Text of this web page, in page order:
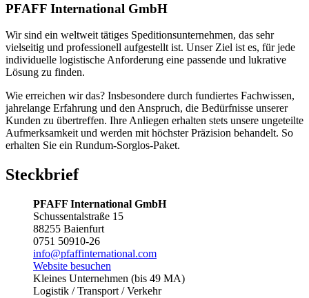
PFAFF International GmbH
Wir sind ein weltweit tätiges Speditionsunternehmen, das sehr
vielseitig und professionell aufgestellt ist. Unser Ziel ist es, für jede
individuelle logistische Anforderung eine passende und lukrative
Lösung zu finden.
Wie erreichen wir das? Insbesondere durch fundiertes Fachwissen,
jahrelange Erfahrung und den Anspruch, die Bedürfnisse unserer
Kunden zu übertreffen. Ihre Anliegen erhalten stets unsere ungeteilte
Aufmerksamkeit und werden mit höchster Präzision behandelt. So
erhalten Sie ein Rundum-Sorglos-Paket.
Steckbrief
PFAFF International GmbH
Schussentalstraße 15
88255 Baienfurt
0751 50910-26
info@pfaffinternational.com
Website besuchen
Kleines Unternehmen (bis 49 MA)
Logistik / Transport / Verkehr